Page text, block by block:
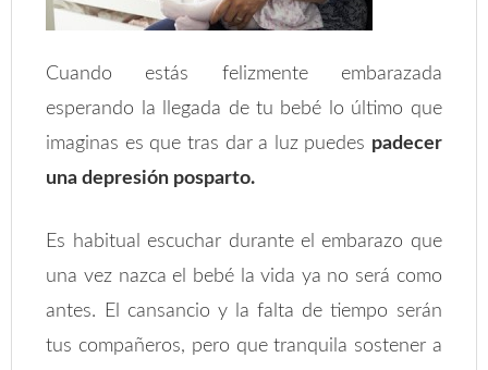
Cuando estás felizmente embarazada
esperando la llegada de tu bebé lo último que
imaginas es que tras dar a luz puedes padecer
una depresión posparto.
Es habitual escuchar durante el embarazo que
una vez nazca el bebé la vida ya no será como
antes. El cansancio y la falta de tiempo serán
tus compañeros, pero que tranquila sostener a